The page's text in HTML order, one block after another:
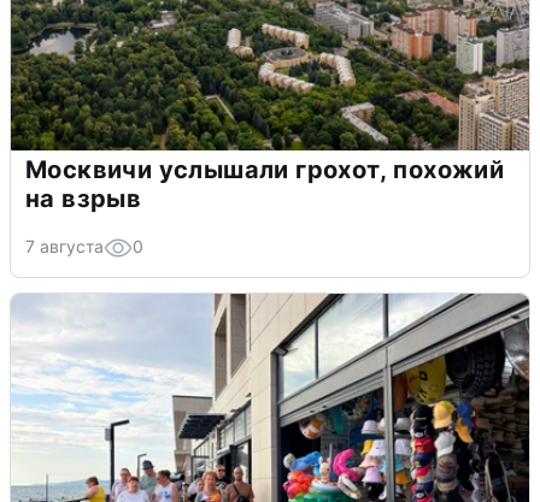
Москвичи услышали грохот, похожий
на взрыв
7 августа 0